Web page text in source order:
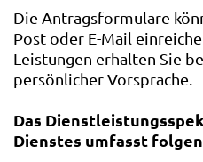
Die Antragsformulare
Post oder E-Mail
Leistungen erhalten Sie
persönlicher Vorsprache.
Das
Dienstes umfasst